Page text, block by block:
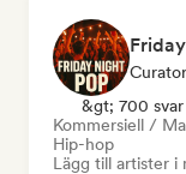
&gt; 700 svar
Kommersiell /
Hip-hop
Lägg till artister i